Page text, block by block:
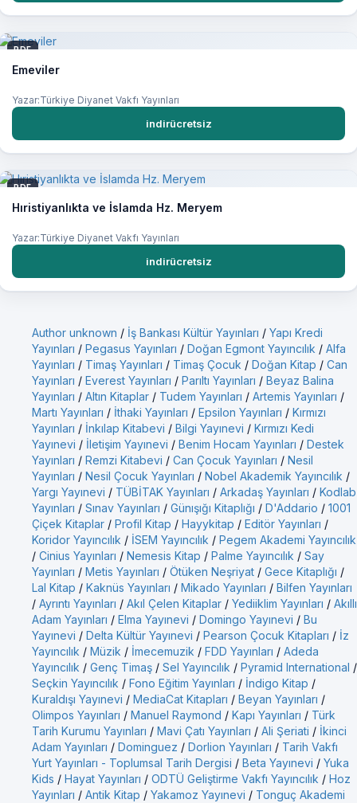
PDF
Emeviler
Yazar:Türkiye Diyanet Vakfı Yayınları
indirücretsiz
PDF
Hıristiyanlıkta ve İslamda Hz. Meryem
Yazar:Türkiye Diyanet Vakfı Yayınları
indirücretsiz
Author unknown / İş Bankası Kültür Yayınları / Yapı Kredi
Yayınları / Pegasus Yayınları / Doğan Egmont Yayıncılık / Alfa
Yayınları / Timaş Yayınları / Timaş Çocuk / Doğan Kitap / Can
Yayınları / Everest Yayınları / Parıltı Yayınları / Beyaz Balina
Yayınları / Altın Kitaplar / Tudem Yayınları / Artemis Yayınları /
Martı Yayınları / İthaki Yayınları / Epsilon Yayınları / Kırmızı
Yayınları / İnkılap Kitabevi / Bilgi Yayınevi / Kırmızı Kedi
Yayınevi / İletişim Yayınevi / Benim Hocam Yayınları / Destek
Yayınları / Remzi Kitabevi / Can Çocuk Yayınları / Nesil
Yayınları / Nesil Çocuk Yayınları / Nobel Akademik Yayıncılık /
Yargı Yayınevi / TÜBİTAK Yayınları / Arkadaş Yayınları / Kodlab
Yayınları / Sınav Yayınları / Günışığı Kitaplığı / D'Addario / 1001
Çiçek Kitaplar / Profil Kitap / Hayykitap / Editör Yayınları /
Koridor Yayıncılık / İSEM Yayıncılık / Pegem Akademi Yayıncılık
/ Cinius Yayınları / Nemesis Kitap / Palme Yayıncılık / Say
Yayınları / Metis Yayınları / Ötüken Neşriyat / Gece Kitaplığı /
Lal Kitap / Kaknüs Yayınları / Mikado Yayınları / Bilfen Yayınları
/ Ayrıntı Yayınları / Akıl Çelen Kitaplar / Yediiklim Yayınları / Akıllı
Adam Yayınları / Elma Yayınevi / Domingo Yayınevi / Bu
Yayınevi / Delta Kültür Yayınevi / Pearson Çocuk Kitapları / İz
Yayıncılık / Müzik / İmecemuzik / FDD Yayınları / Adeda
Yayıncılık / Genç Timaş / Sel Yayıncılık / Pyramid International /
Seçkin Yayıncılık / Fono Eğitim Yayınları / İndigo Kitap /
Kuraldışı Yayınevi / MediaCat Kitapları / Beyan Yayınları /
Olimpos Yayınları / Manuel Raymond / Kapı Yayınları / Türk
Tarih Kurumu Yayınları / Mavi Çatı Yayınları / Ali Şeriati / İkinci
Adam Yayınları / Dominguez / Dorlion Yayınları / Tarih Vakfı
Yurt Yayınları - Toplumsal Tarih Dergisi / Beta Yayınevi / Yuka
Kids / Hayat Yayınları / ODTÜ Geliştirme Vakfı Yayıncılık / Hoz
Yayınları / Antik Kitap / Yakamoz Yayınevi / Tonguç Akademi